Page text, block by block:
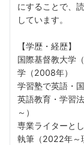
にすることで、
しています。
【学歴・経歴】
国際基督教大学
学（2008年）
学習塾で英語・
英語教育・学習
～）
専業ライターと
執筆（2022年～